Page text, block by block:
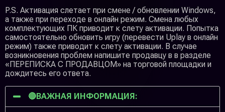
P.S. Активация слетает при смене / обновлении Windows,
а также при переходе в онлайн режим. Cмена любых
комплектующих ПК приводит к слету активации. Попытка
самостоятельно обновить игру (перевести Uplay в онлайн
режим) также приводит к слету активации. В случае
возникновения проблем напишите продавцу в в разделе
«ПЕРЕПИСКА С ПРОДАВЦОМ» на торговой площадки и
дождитесь его ответа.
🔴ВАЖНАЯ ИНФОРМАЦИЯ: